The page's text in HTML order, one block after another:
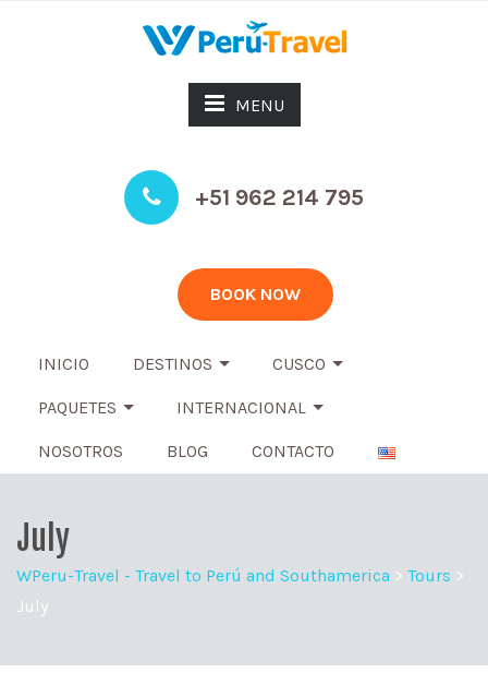
MENU
+51 962 214 795
BOOK NOW
INICIO DESTINOS CUSCO
PAQUETES INTERNACIONAL
NOSOTROS BLOG CONTACTO
July
WPeru-Travel - Travel to Perú and Southamerica > Tours >
July